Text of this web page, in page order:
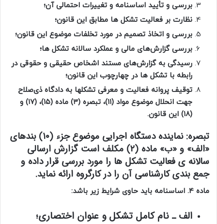
بررسی و تأیید اساسنامه و تغییرات احتمالی آن؛
نظارت ‌بر فعالیت تشکل‌ ها مطابق این قانون؛
بررسی و اتخاذ تصمیم در مورد تخلفات موضوع این قانون؛
بررسی گزارش‌های مالی و عملکرد سالانه تشکل ها؛
رسیدگی به گزارش‌های مستند اشخاص حقیقی و حقوقی در
رابطه با تشکل ها در چهارچوب این قانون؛
توقیف پروانه فعالیت و معرفی تشکلها به دادگاه ذی‌صلاح
جهت انحلال موضوع مواد (۱۱)، تبصره (۳) ماده (۱۵)، (۱۷) و
(۱۸) این قانون.
تبصره:
نماینده دستگاه اجرایی موضوع جزء (۱۰) بندهای
«الف» و «ب» ماده (۲) مکلف است گزارش ارسالی
سالانه ی فعالیت تشکل ها را مورد بررسی قرار داده و
جمع بندی کارشناسی آن را در کارگروه ارائه نماید. ‌‌‌‌‌‌‌
ماده 4. اساسنامه باید حاوی شرایط زیر باشد:
الف ـ نام کامل تشکل و عنوان اختصاری؛